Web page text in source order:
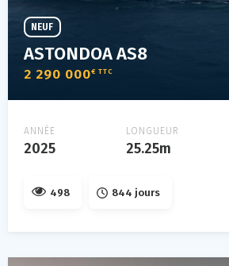
ASTONDOA AS8
2 290 000€ TTC
NEUF
ANNÉE
2025
LONGUEUR
25.25m
498 844 jours